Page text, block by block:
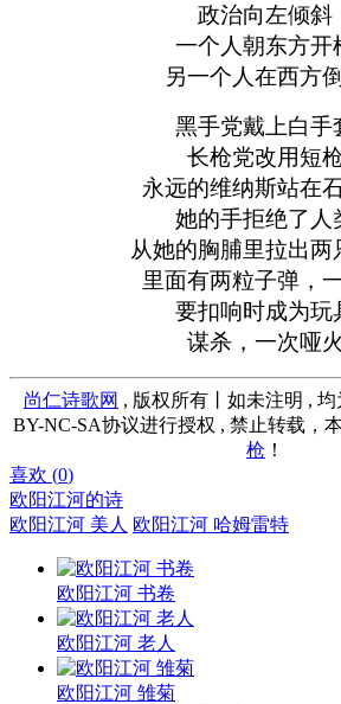
政治向左倾斜
一个人朝东方开
另一个人在西方
黑手党戴上白手
长枪党改用短
永远的维纳斯站在
她的手拒绝了人
从她的胸脯里拉出两
里面有两粒子弹，
要扣响时成为玩
谋杀，一次哑火
尚仁诗歌网 , 版权所有丨如未注明 ,
BY-NC-SA协议进行授权 , 禁止转载，
枪 ！
喜欢 (0)
欧阳江河的诗
欧阳江河 美人 欧阳江河 哈姆雷特
欧阳江河 书卷
欧阳江河 老人
欧阳江河 雏菊